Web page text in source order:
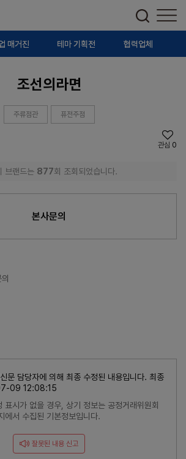
매거진 테마 기획전 협력업체
조선의라면
주류점관 퓨전주점
관심 0
브랜드는 877회 조회되었습니다.
본사문의
문 담당자에 의해 최종 수정된 내용입니다. 최종
09 12:08:15
표시가 없을 경우, 상기 정보는 공정거래위원회
에서 수집된 기본정보입니다.
잘못된 내용 신고